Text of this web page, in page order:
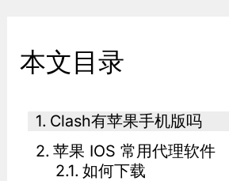
本文目录
Clash有苹果手机版吗
苹果 IOS 常用代理软件
如何下载